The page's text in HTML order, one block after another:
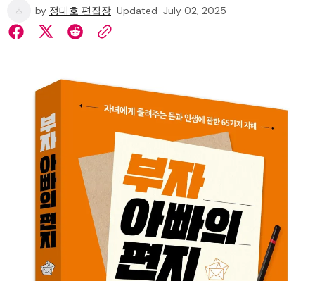
by 정대호 편집장 Updated July 02, 2025